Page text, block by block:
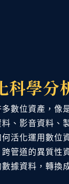
科學分
數位資產，像
、影音資料、
活化運用數位
管道的異質性
據資料，轉換